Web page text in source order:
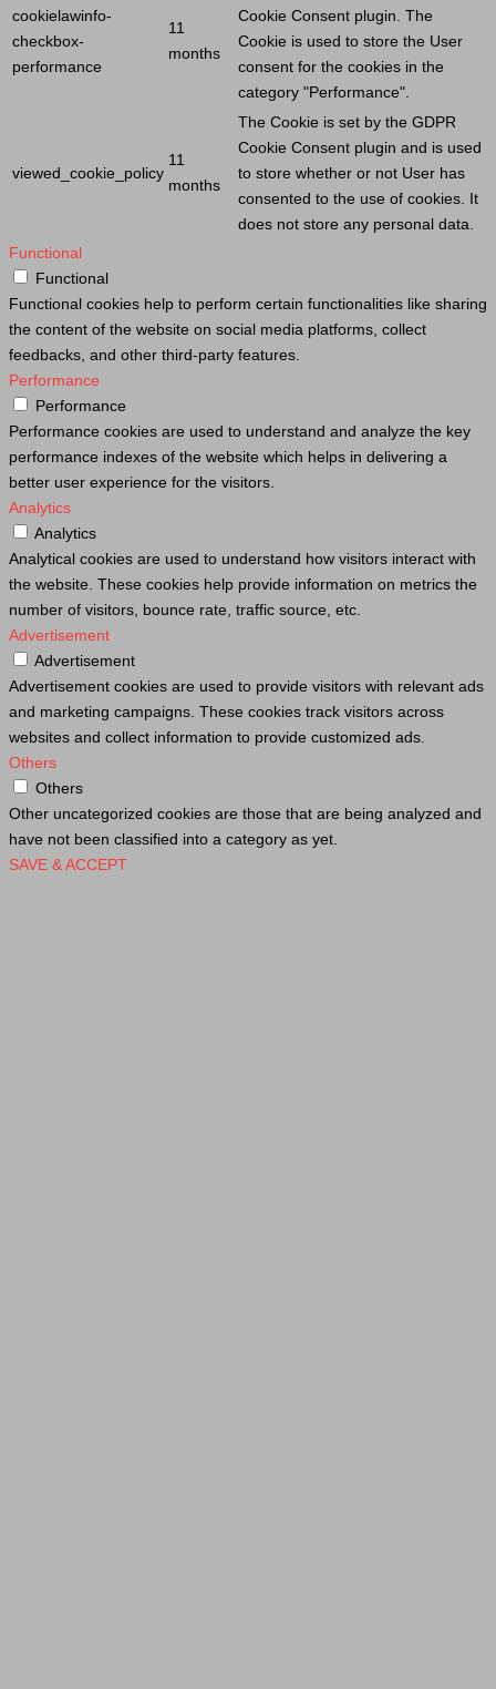
cookielawinfo-
checkbox-
performance
11
months
Cookie Consent plugin. The
Cookie is used to store the User
consent for the cookies in the
category "Performance".
viewed_cookie_policy
11
months
The Cookie is set by the GDPR
Cookie Consent plugin and is used
to store whether or not User has
consented to the use of cookies. It
does not store any personal data.
Functional
Functional
Functional cookies help to perform certain functionalities like sharing
the content of the website on social media platforms, collect
feedbacks, and other third-party features.
Performance
Performance
Performance cookies are used to understand and analyze the key
performance indexes of the website which helps in delivering a
better user experience for the visitors.
Analytics
Analytics
Analytical cookies are used to understand how visitors interact with
the website. These cookies help provide information on metrics the
number of visitors, bounce rate, traffic source, etc.
Advertisement
Advertisement
Advertisement cookies are used to provide visitors with relevant ads
and marketing campaigns. These cookies track visitors across
websites and collect information to provide customized ads.
Others
Others
Other uncategorized cookies are those that are being analyzed and
have not been classified into a category as yet.
SAVE & ACCEPT